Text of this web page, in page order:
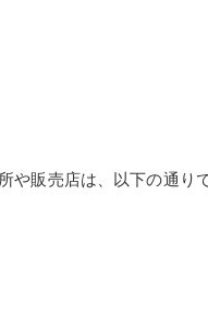
や販売店は、以下の通りで